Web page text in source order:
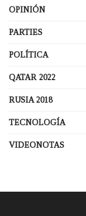
OPINIÓN
PARTIES
POLÍTICA
QATAR 2022
RUSIA 2018
TECNOLOGÍA
VIDEONOTAS